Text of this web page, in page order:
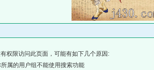
权限访问此页面，可能有如下几个原因:
属的用户组不能使用搜索功能